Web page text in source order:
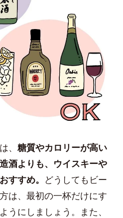
、 糖質やカロリーが高い
酒よりも、ウイスキーや
すすめ。 どうしてもビー
は、最初の一杯だけにす
うにしましょう。また、